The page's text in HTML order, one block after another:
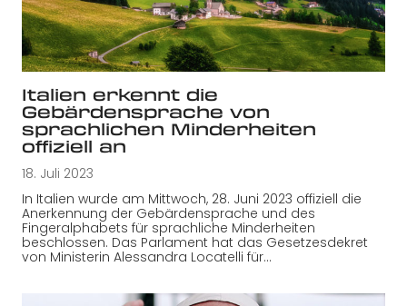
Italien erkennt die
Gebärdensprache von
sprachlichen Minderheiten
offiziell an
18. Juli 2023
In Italien wurde am Mittwoch, 28. Juni 2023 offiziell die
Anerkennung der Gebärdensprache und des
Fingeralphabets für sprachliche Minderheiten
beschlossen. Das Parlament hat das Gesetzesdekret
von Ministerin Alessandra Locatelli für…